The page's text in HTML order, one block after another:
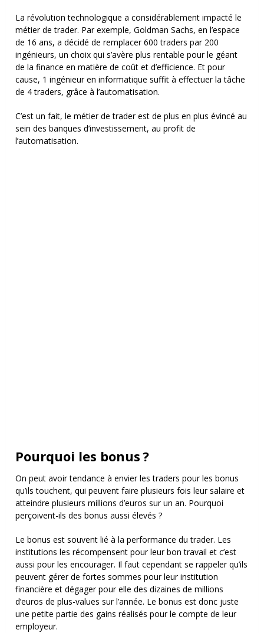
La révolution technologique a considérablement impacté le
métier de trader. Par exemple, Goldman Sachs, en l’espace
de 16 ans, a décidé de remplacer 600 traders par 200
ingénieurs, un choix qui s’avère plus rentable pour le géant
de la finance en matière de coût et d’efficience. Et pour
cause, 1 ingénieur en informatique suffit à effectuer la tâche
de 4 traders, grâce à l’automatisation.
C’est un fait, le métier de trader est de plus en plus évincé au
sein des banques d’investissement, au profit de
l’automatisation.
Pourquoi les bonus ?
On peut avoir tendance à envier les traders pour les bonus
qu’ils touchent, qui peuvent faire plusieurs fois leur salaire et
atteindre plusieurs millions d’euros sur un an. Pourquoi
perçoivent-ils des bonus aussi élevés ?
Le bonus est souvent lié à la performance du trader. Les
institutions les récompensent pour leur bon travail et c’est
aussi pour les encourager. Il faut cependant se rappeler qu’ils
peuvent gérer de fortes sommes pour leur institution
financière et dégager pour elle des dizaines de millions
d’euros de plus-values sur l’année. Le bonus est donc juste
une petite partie des gains réalisés pour le compte de leur
employeur.